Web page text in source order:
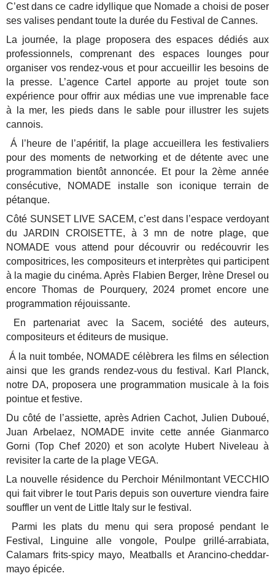
C’est dans ce cadre idyllique que Nomade a choisi de poser
ses valises pendant toute la durée du Festival de Cannes.
La journée, la plage proposera des espaces dédiés aux
professionnels, comprenant des espaces lounges pour
organiser vos rendez-vous et pour accueillir les besoins de
la presse. L’agence Cartel apporte au projet toute son
expérience pour offrir aux médias une vue imprenable face
à la mer, les pieds dans le sable pour illustrer les sujets
cannois.
Á l’heure de l’apéritif, la plage accueillera les festivaliers
pour des moments de networking et de détente avec une
programmation bientôt annoncée. Et pour la 2ème année
consécutive, NOMADE installe son iconique terrain de
pétanque.
Côté SUNSET LIVE SACEM, c’est dans l’espace verdoyant
du JARDIN CROISETTE, à 3 mn de notre plage, que
NOMADE vous attend pour découvrir ou redécouvrir les
compositrices, les compositeurs et interprètes qui participent
à la magie du cinéma. Après Flabien Berger, Irène Dresel ou
encore Thomas de Pourquery, 2024 promet encore une
programmation réjouissante.
En partenariat avec la Sacem, société des auteurs,
compositeurs et éditeurs de musique.
Á la nuit tombée, NOMADE célèbrera les films en sélection
ainsi que les grands rendez-vous du festival. Karl Planck,
notre DA, proposera une programmation musicale à la fois
pointue et festive.
Du côté de l’assiette, après Adrien Cachot, Julien Duboué,
Juan Arbelaez, NOMADE invite cette année Gianmarco
Gorni (Top Chef 2020) et son acolyte Hubert Niveleau à
revisiter la carte de la plage VEGA.
La nouvelle résidence du Perchoir Ménilmontant VECCHIO
qui fait vibrer le tout Paris depuis son ouverture viendra faire
souffler un vent de Little Italy sur le festival.
Parmi les plats du menu qui sera proposé pendant le
Festival, Linguine alle vongole, Poulpe grillé-arrabiata,
Calamars frits-spicy mayo, Meatballs et Arancino-cheddar-
mayo épicée.